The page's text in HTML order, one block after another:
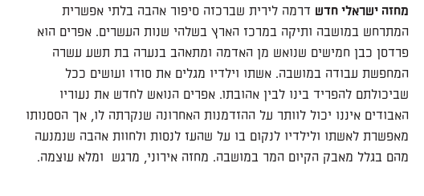
מחזה ישראלי חדש דרמה לירית שברכזה סיפור אהבה בלתי אפשרית
המתרחש במושבה ותיקה במרכז הארץ בשלהי שנות העשרים. אפרים הוא
פרדסן כבן חמישים שנואש מן האדמה ומתאהב בנערה בת תשע עשרה
המחפשת עבודה במושבה. אשתו וילדיו מגלים את סודו ועושים ככל
שביכולתם להפריד בינו לבין אהובתו. אפרים הנואש לחדש את נעוריו
האבודים איננו יכול לוותר על ההזדמנות האחרונה שנקרתה לו, אך הססנותו
מאפשרת לאשתו ולילדיו לנקום בו על שהעז לנסות ולחוות אהבה שנמנעה
מהם בגלל מאבק הקיום המר במושבה. מחזה אירוני, מרגש ומלא עוצמה.